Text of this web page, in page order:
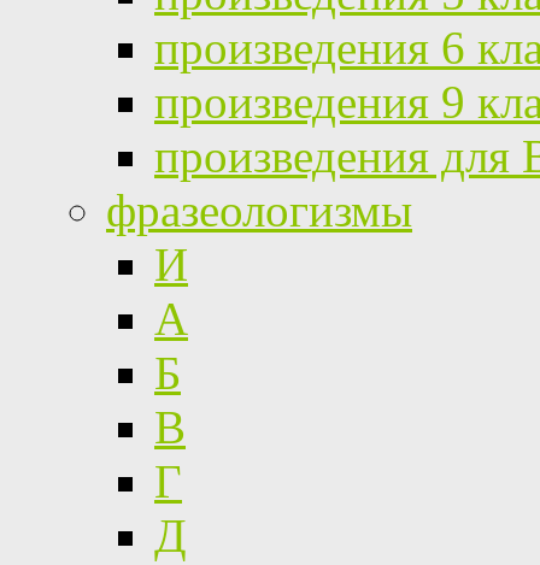
произведения 6
произведения 9
произведения
фразеологизмы
И
А
Б
В
Г
Д